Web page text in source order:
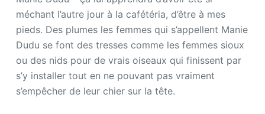
méchant l’autre jour à la cafétéria, d’être à mes
pieds. Des plumes les femmes qui s’appellent Manie
Dudu se font des tresses comme les femmes sioux
ou des nids pour de vrais oiseaux qui finissent par
s’y installer tout en ne pouvant pas vraiment
s’empêcher de leur chier sur la tête.